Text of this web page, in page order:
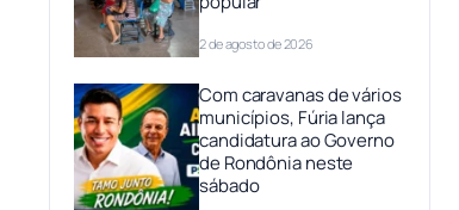
2 de agosto de 2026
Com caravanas de vários
municípios, Fúria lança
candidatura ao Governo
de Rondônia neste
sábado